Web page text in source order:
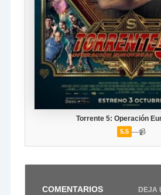
Torrente 5: Operación
5.5 —📹
COMENTARIOS DEJA